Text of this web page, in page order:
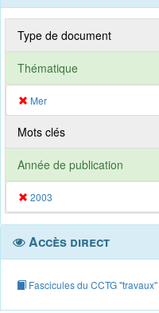
Type de document
Thématique
Mer
Mots clés
Année de publication
2003
Accès direct
Fascicules du CCTG